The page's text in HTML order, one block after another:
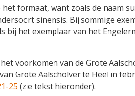
formaat, want zoals de naam
sinensis. Bij sommige
bij het exemplaar van het
voorkomen van de Grote
Grote Aalscholver te Heel in
25 (zie tekst hieronder).